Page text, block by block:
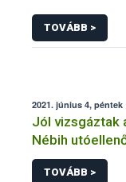
TOVÁBB >
2021. június 4, péntek
Jól vizsgáztak
Nébih
TOVÁBB >